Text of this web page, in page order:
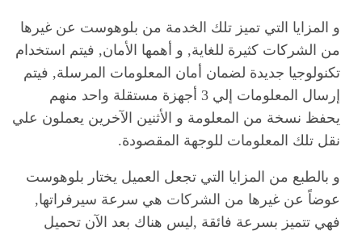
و المزايا التي تميز تلك الخدمة من بلوهوست عن غيرها
من الشركات كثيرة للغاية, و أهمها الأمان, فيتم استخدام
تكنولوجيا جديدة لضمان أمان المعلومات المرسلة, فيتم
إرسال المعلومات إلي 3 أجهزة مستقلة واحد منهم
يحفظ نسخة من المعلومة و الأثنين الآخرين يعملون علي
نقل تلك المعلومات للوجهة المقصودة.
و بالطبع من المزايا التي تجعل العميل يختار بلوهوست
عوضاً عن غيرها من الشركات هي سرعة سيرفراتها,
فهي تتميز بسرعة فائقة ,ليس هناك بعد الآن تحميل